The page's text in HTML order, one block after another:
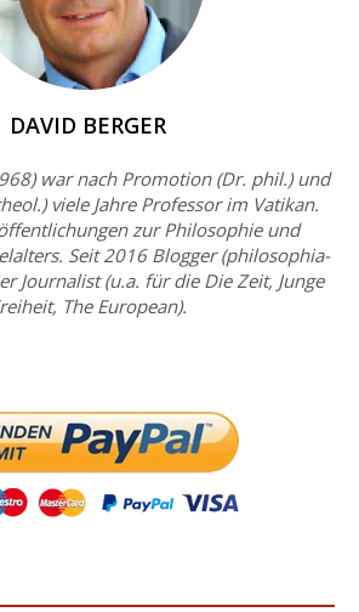
DAVID BERGER
war nach Promotion (Dr. phil.) und
viele Jahre Professor im Vatikan.
zur Philosophie und
Seit 2016 Blogger (philosophia-
Journalist (u.a. für die Die Zeit, Junge
The European).